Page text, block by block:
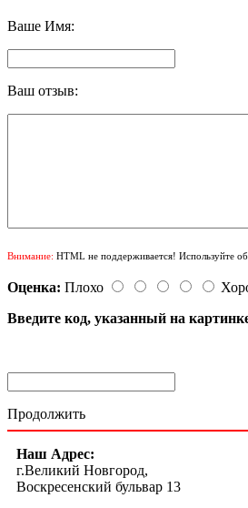
Ваше Имя:
Ваш отзыв:
Внимание: HTML не поддерживается! Используйте
Оценка: Плохо
Введите код, указанный на
Продолжить
Наш Адрес:
г.Великий Новгород,
Воскресенский бульвар 13